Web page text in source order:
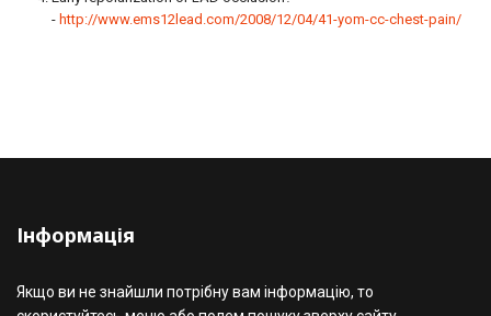
- http://www.ems12lead.com/2008/12/04/41-yom-cc-chest-pain/
Інформація
Якщо ви не знайшли потрібну вам інформацію, то